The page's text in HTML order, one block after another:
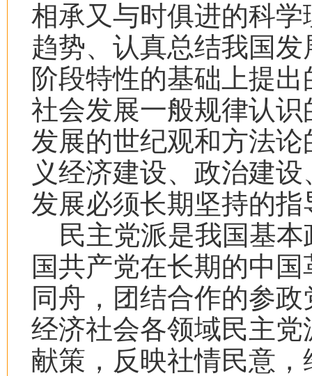
相承又与时俱进的科
趋势、认真总结我国
阶段特性的基础上提
社会发展一般规律认
发展的世纪观和方法
义经济建设、政治建
发展必须长期坚持的指
民主党派是我国基
国共产党在长期的中
同舟，团结合作的参
经济社会各领域民主
献策，反映社情民意